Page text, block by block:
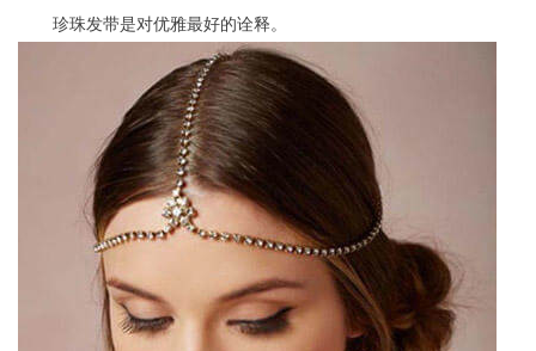
珍珠发带是对优雅最好的诠释。